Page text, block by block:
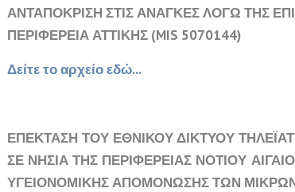
ΑΝΤΑΠΟΚΡΙΣΗ ΣΤΙΣ ΑΝΑΓΚΕΣ ΛΟΓΩ ΤΗΣ
ΠΕΡΙΦΕΡΕΙΑ ΑΤΤΙΚΗΣ (MIS 5070144)
Δείτε το αρχείο εδώ...
ΕΠΕΚΤΑΣΗ ΤΟΥ ΕΘΝΙΚΟΥ ΔΙΚΤΥΟΥ
ΣΕ ΝΗΣΙΑ ΤΗΣ ΠΕΡΙΦΕΡΕΙΑΣ ΝΟΤΙΟΥ
ΥΓΕΙΟΝΟΜΙΚΗΣ ΑΠΟΜΟΝΩΣΗΣ ΤΩΝ ΜΙΚΡΩΝ